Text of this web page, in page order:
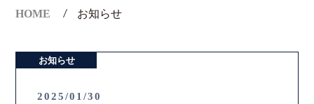
HOME お知らせ
お知らせ
2025/01/30